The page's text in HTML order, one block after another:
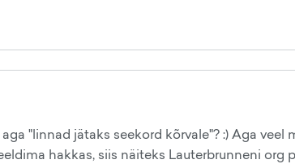
"linnad jätaks seekord kõrvale"? :) Aga
hakkas, siis näiteks Lauterbrunneni